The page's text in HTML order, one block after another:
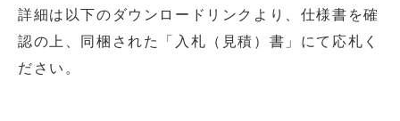
詳細は以下のダウンロードリンクより、仕様書を確
認の上、同梱された「入札（見積）書」にて応札く
ださい。